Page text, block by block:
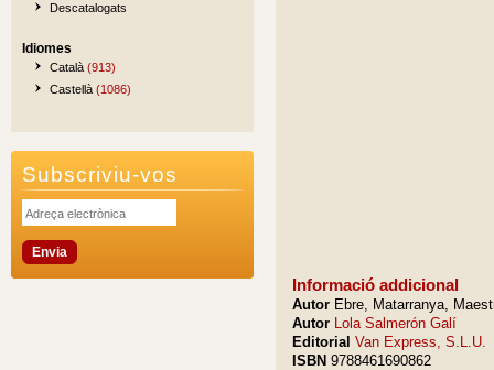
Descatalogats
Idiomes
Català (913)
Castellà (1086)
Subscriviu-vos
Informació addicional
Autor Ebre, Matarranya,
Autor Lola Salmerón Galí
Editorial Van Express, S.L.U.
ISBN 9788461690862